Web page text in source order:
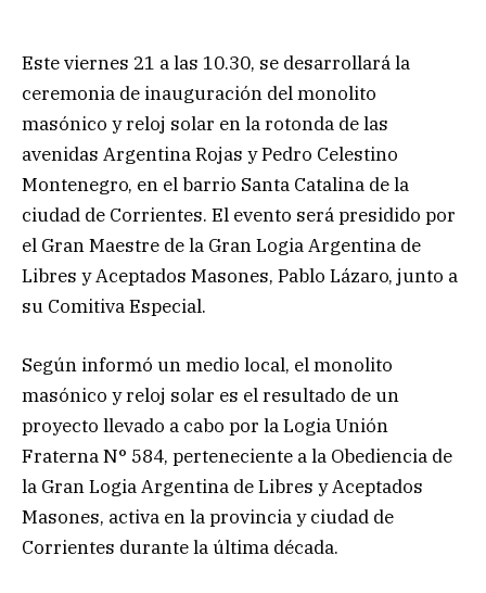
Este viernes 21 a las 10.30, se desarrollará la
ceremonia de inauguración del monolito
masónico y reloj solar en la rotonda de las
avenidas Argentina Rojas y Pedro Celestino
Montenegro, en el barrio Santa Catalina de la
ciudad de Corrientes. El evento será presidido por
el Gran Maestre de la Gran Logia Argentina de
Libres y Aceptados Masones, Pablo Lázaro, junto a
su Comitiva Especial.
Según informó un medio local, el monolito
masónico y reloj solar es el resultado de un
proyecto llevado a cabo por la Logia Unión
Fraterna N° 584, perteneciente a la Obediencia de
la Gran Logia Argentina de Libres y Aceptados
Masones, activa en la provincia y ciudad de
Corrientes durante la última década.